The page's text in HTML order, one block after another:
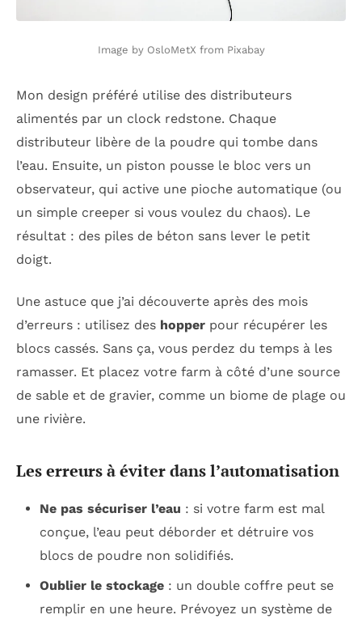
Image by OsloMetX from Pixabay
Mon design préféré utilise des distributeurs
alimentés par un clock redstone. Chaque
distributeur libère de la poudre qui tombe dans
l’eau. Ensuite, un piston pousse le bloc vers un
observateur, qui active une pioche automatique (ou
un simple creeper si vous voulez du chaos). Le
résultat : des piles de béton sans lever le petit
doigt.
Une astuce que j’ai découverte après des mois
d’erreurs : utilisez des hopper pour récupérer les
blocs cassés. Sans ça, vous perdez du temps à les
ramasser. Et placez votre farm à côté d’une source
de sable et de gravier, comme un biome de plage ou
une rivière.
Les erreurs à éviter dans l’automatisation
Ne pas sécuriser l’eau : si votre farm est mal
conçue, l’eau peut déborder et détruire vos
blocs de poudre non solidifiés.
Oublier le stockage: un double coffre peut se
remplir en une heure. Prévoyez un système de